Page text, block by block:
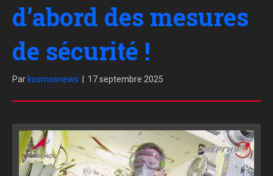
d’abord des mesures
de sécurité !
Par kosmosnews 17 septembre 2025